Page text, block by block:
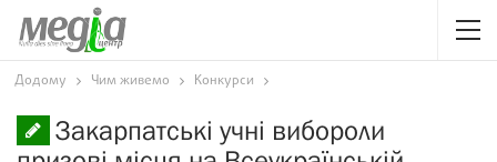
Додому Чим живемо Конкурси
Закарпатські учні вибороли